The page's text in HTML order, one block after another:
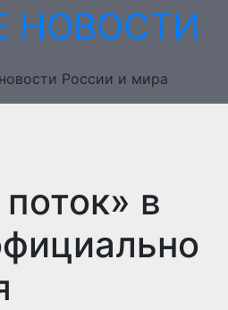
НОВОСТИ
России и мира
в